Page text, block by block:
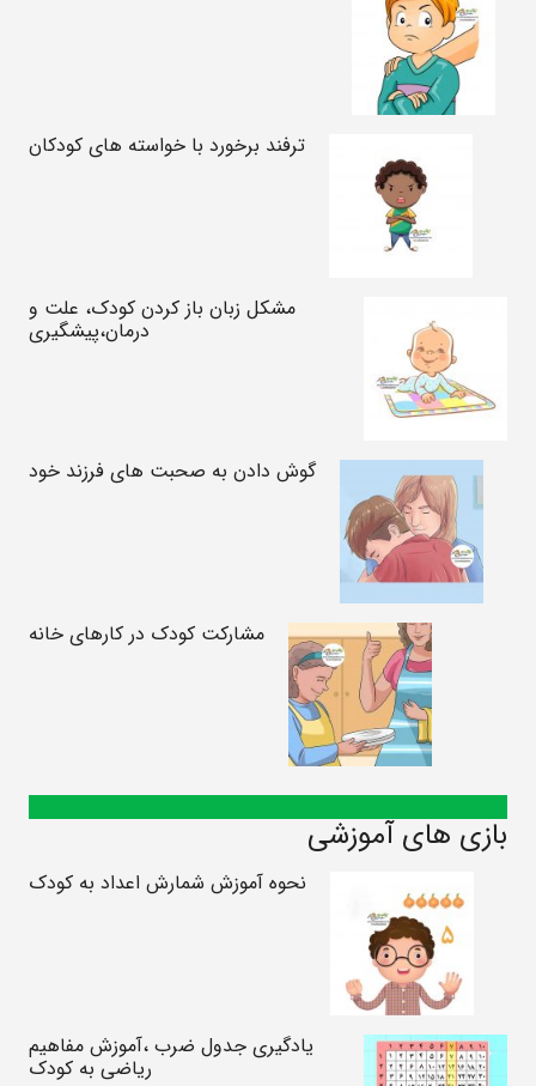
ترفند برخورد با خواسته های کودکان
مشکل زبان باز کردن کودک، علت و
درمان،پیشگیری
گوش دادن به صحبت های فرزند خود
مشارکت کودک در کارهای خانه
بازی های آموزشی
نحوه آموزش شمارش اعداد به کودک
یادگیری جدول ضرب ،آموزش مفاهیم
ریاضی به کودک